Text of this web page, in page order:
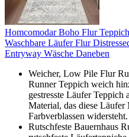
Homcomodar Boho Flur
Waschbare Läufer Flur
Entryway Wäsche Daneben
Weicher, Low Pile Flur
Runner Teppich weich
gestresste Läufer
Material, das diese Läufer
Farbverblassen widersteht.
Rutschfeste Bauernhaus